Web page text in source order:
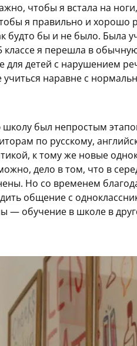
чтобы я встала на
я правильно и хорошо
будто бы и не было. Была
я перешла в
для детей с нарушением
учиться наравне с
был непростым
по русскому,
к тому же новые
дело в том, что в
Но со временем
общение с
— обучение в школе в